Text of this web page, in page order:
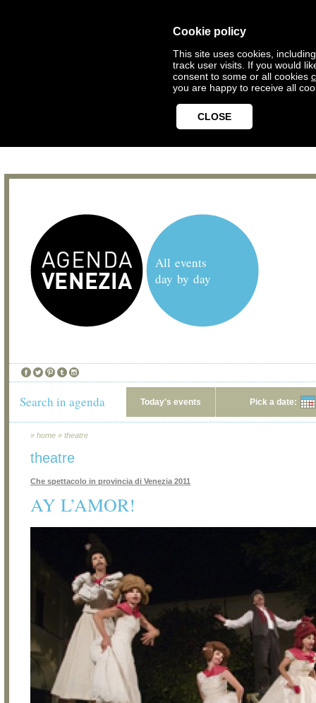
Cookie policy
This site uses cookies,
track user visits. If you would
consent to some or all cookies
you are happy to receive all
CLOSE
All events
day by day
Search in agenda Today's events Pick a date:
» home » theatre
theatre
Che spettacolo in provincia di Venezia 2011
AY L’AMOR!